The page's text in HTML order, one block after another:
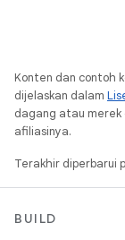
Konten dan contoh
dijelaskan dalam
dagang atau
afiliasinya.
Terakhir diperbarui
BUILD